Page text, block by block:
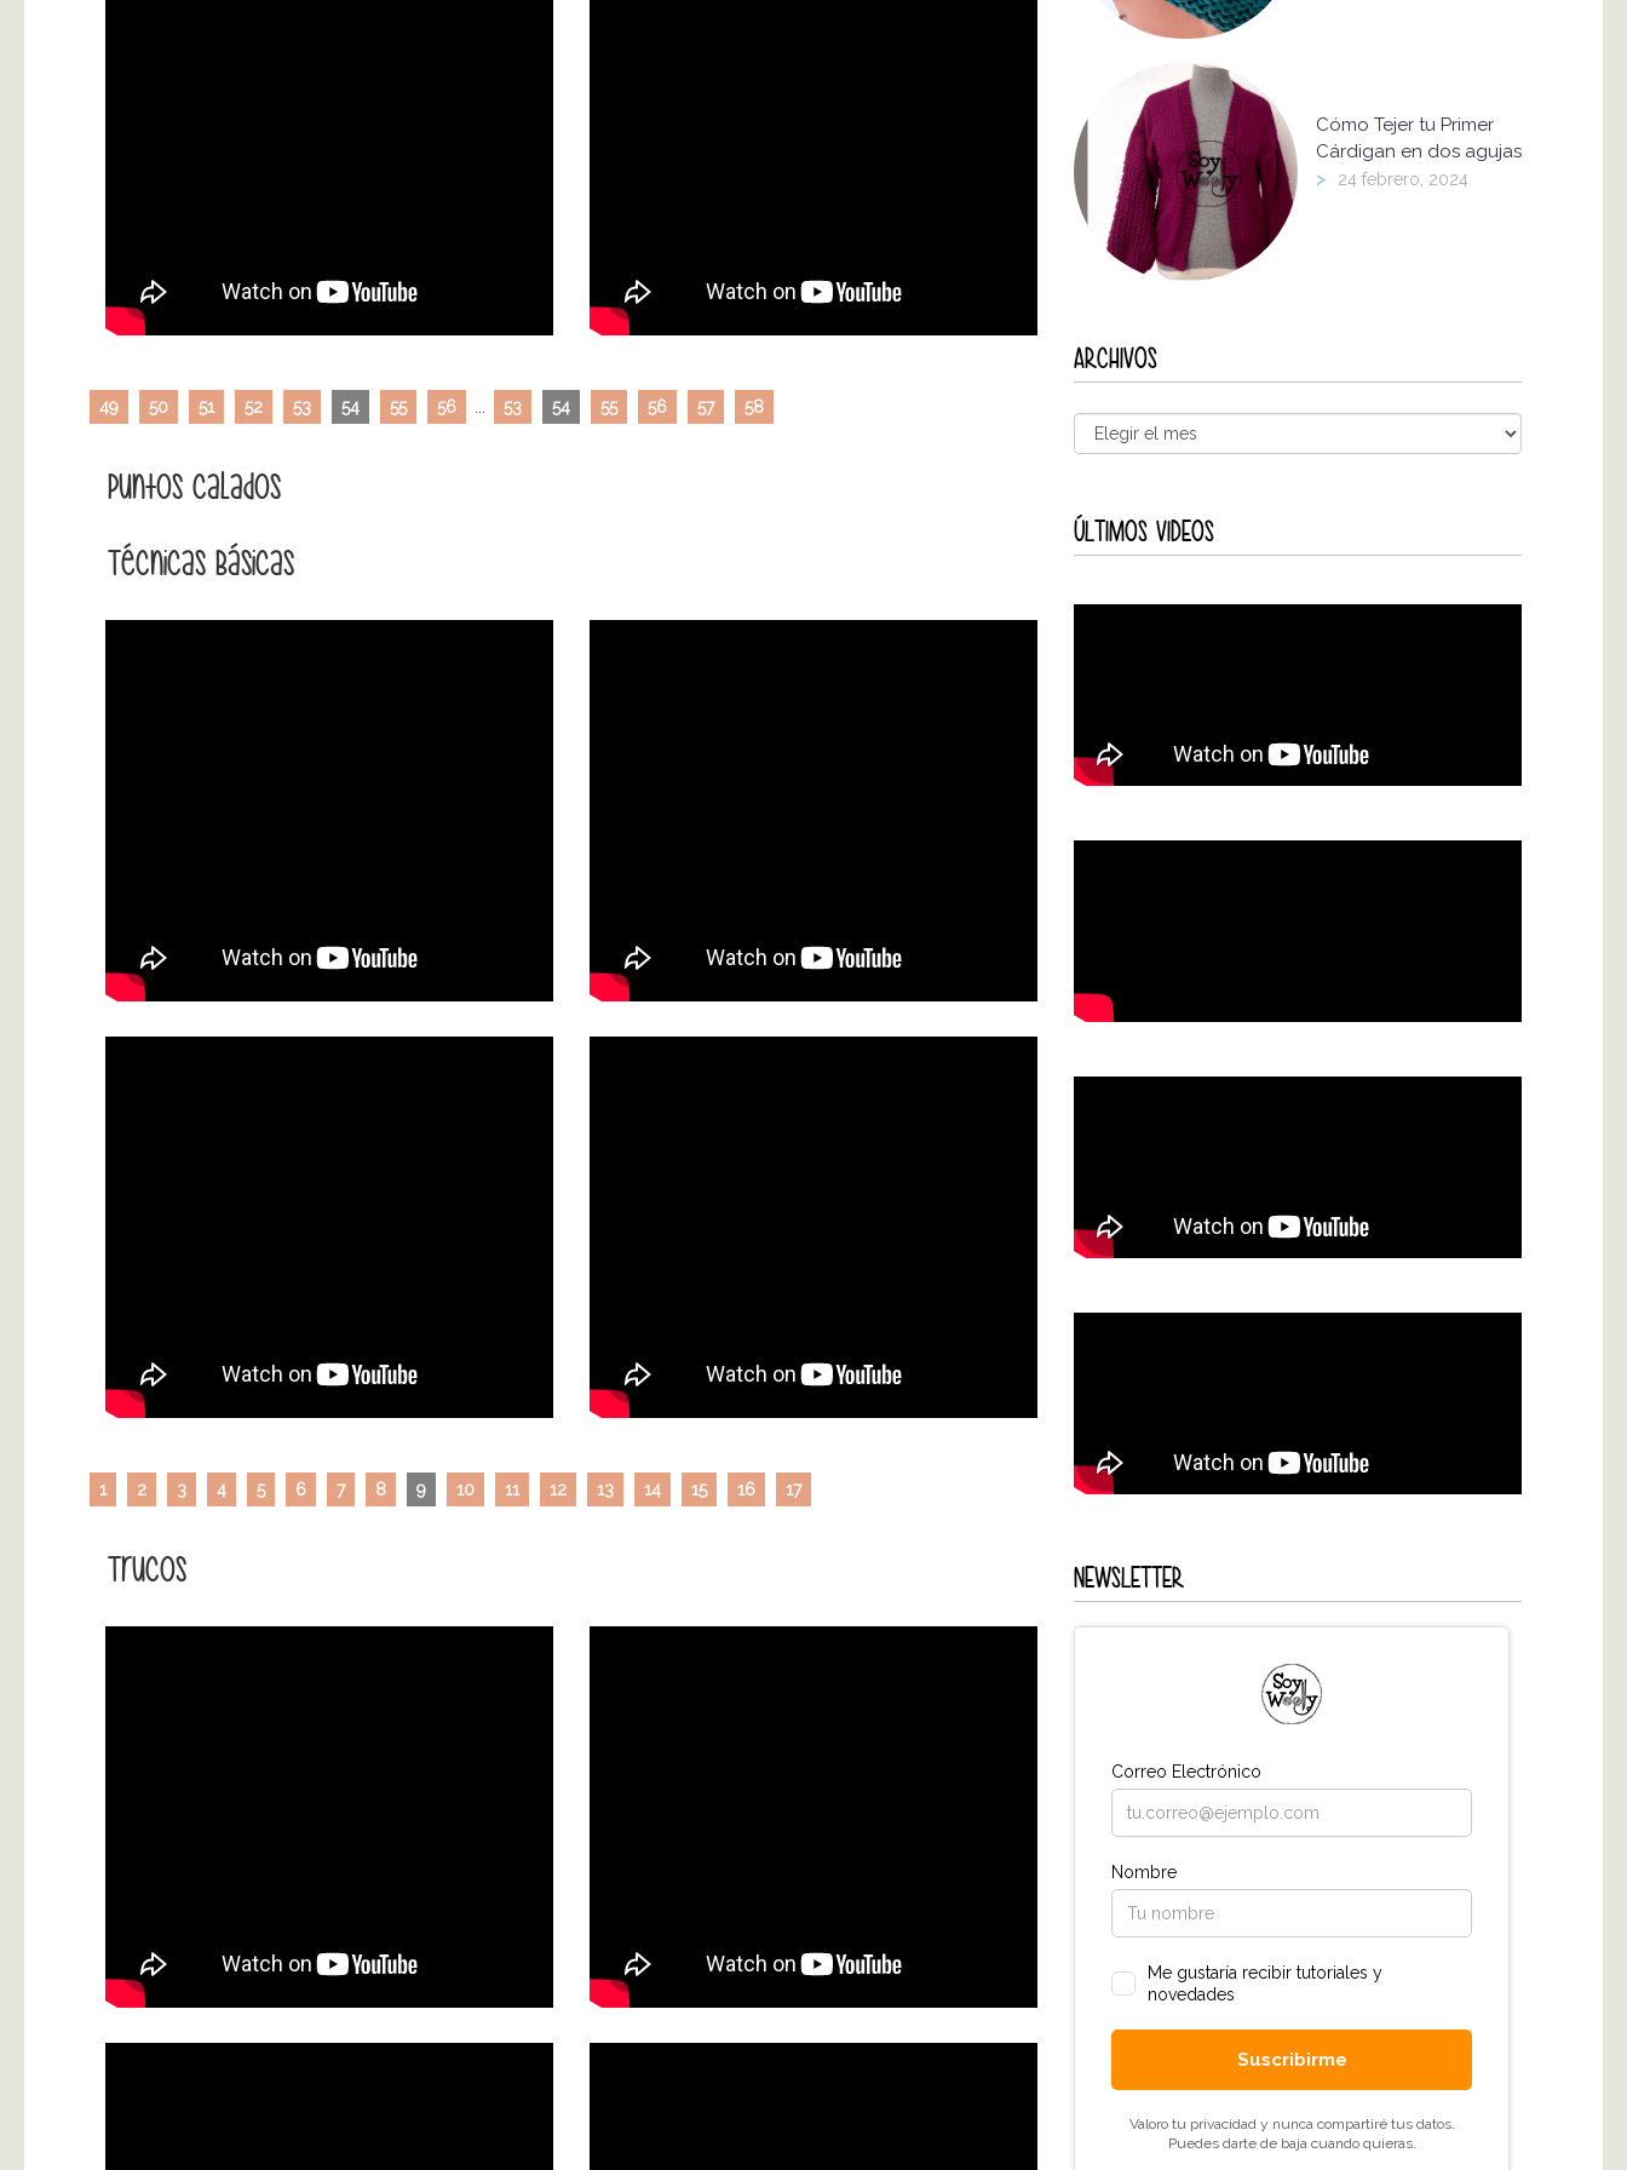
49 50 51 52 53 54 55 56 53 54 55 56 57 58
Puntos Calados
Técnicas Básicas
1 2 3 4 5 6 7 8 9 10 11 12 13 14 15 16 17
Trucos
Cómo Tejer tu Primer
Cárdigan en dos agujas
> 24 febrero, 2024
ARCHIVOS
ÚLTIMOS VIDEOS
NEWSLETTER